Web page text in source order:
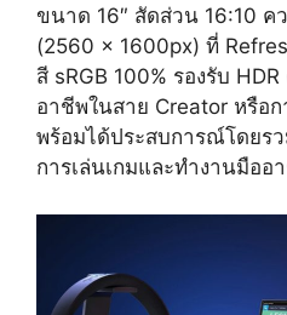
ขนาด 16″ สัดส่วน 16:10 ค
(2560 x 1600px) ที่
สี sRGB 100% รองรับ
อาชีพในสาย Creator หรือ
พร้อมได้ประสบการณ์โดยร
การเล่นเกมและทำงานมืออ